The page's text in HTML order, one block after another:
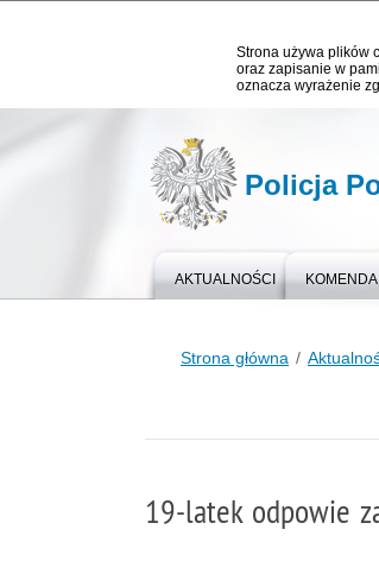
Strona używa plików
oraz zapisanie w
oznacza wyrażenie
Policja
AKTUALNOŚCI
Strona główna
19-latek odpowie